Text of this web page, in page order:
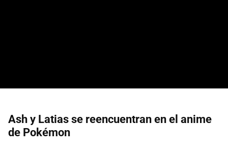
Ash y Latias se reencuentran en el anime
de Pokémon